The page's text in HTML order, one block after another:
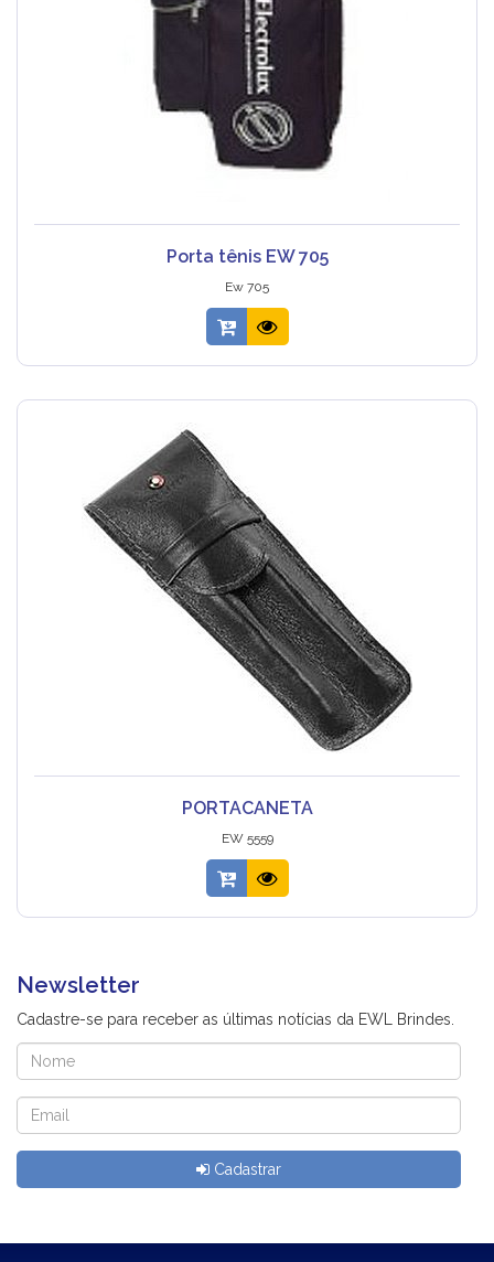
Porta tênis EW 705
Ew 705
PORTACANETA
EW 5559
Newsletter
Cadastre-se para receber as últimas notícias da EWL Brindes.
Cadastrar